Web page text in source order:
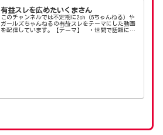
有益スレを広めたいくまさん
このチャンネルでは不定期に2ch（5ちゃんねる）や
ガールズちゃんねるの有益スレをテーマにした動画
を配信しています。【テーマ】 ・世間で話題にな